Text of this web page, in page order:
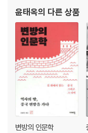
4장 만주족 역사
흩어져 다투던 부족 시대
누르하치의 기병
홍타이지의 도약
피서산장에 새긴 정복의 역
자금성에서 읽는 제국의 성
5장 바다의 역사
엔터테인먼트 등 미디어
윤태옥의 다른 상품
변방의 인문학